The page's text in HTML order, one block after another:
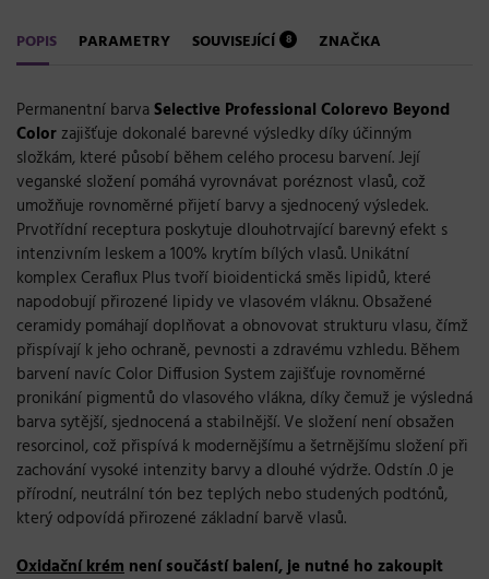
POPIS PARAMETRY SOUVISEJÍCÍ 8 ZNAČKA
Permanentní barvaSelective Professional Colorevo Beyond
Color zajišťuje dokonalé barevné výsledky díky účinným
složkám, které působí během celého procesu barvení. Její
veganské složení pomáhá vyrovnávat poréznost vlasů, což
umožňuje rovnoměrné přijetí barvy a sjednocený výsledek.
Prvotřídní receptura poskytuje dlouhotrvající barevný efekt s
intenzivním leskem a 100% krytím bílých vlasů. Unikátní
komplex Ceraflux Plus tvoří bioidentická směs lipidů, které
napodobují přirozené lipidy ve vlasovém vláknu. Obsažené
ceramidy pomáhají doplňovat a obnovovat strukturu vlasu, čímž
přispívají k jeho ochraně, pevnosti a zdravému vzhledu. Během
barvení navíc Color Diffusion System zajišťuje rovnoměrné
pronikání pigmentů do vlasového vlákna, díky čemuž je výsledná
barva sytější, sjednocená a stabilnější. Ve složení není obsažen
resorcinol, což přispívá k modernějšímu a šetrnějšímu složení při
zachování vysoké intenzity barvy a dlouhé výdrže. Odstín .0 je
přírodní, neutrální tón bez teplých nebo studených podtónů,
který odpovídá přirozené základní barvě vlasů.
Oxidační krém není součástí balení, je nutné ho zakoupit